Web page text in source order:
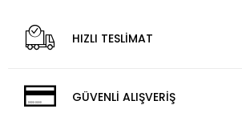
HIZLI TESLİMAT
GÜVENLİ ALIŞVERİŞ